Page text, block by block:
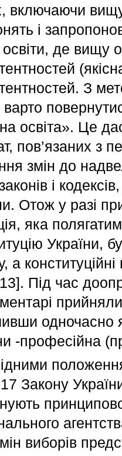
включаючи
і
де вищу
З
варто
освіта». Це
пов’язаних з
змін до
і
Отож у разі
яка
України,
а
Під час
одночасно
-професійна
17 Закону
виборів